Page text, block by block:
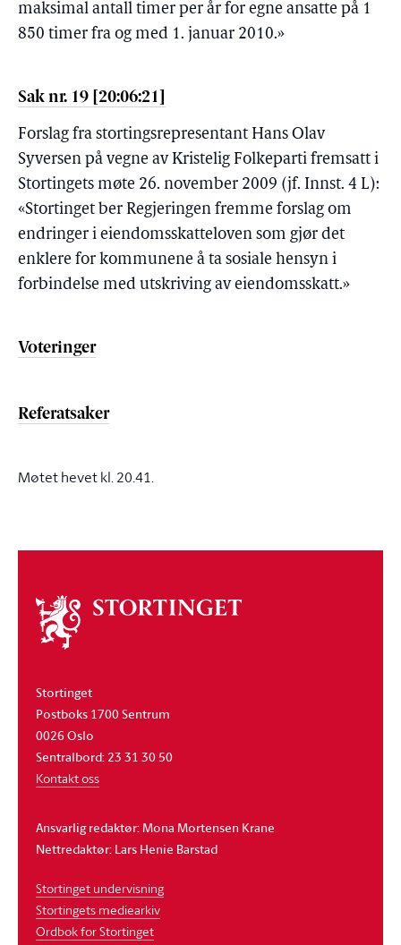
maksimal antall timer per år for egne ansatte på 1
850 timer fra og med 1. januar 2010.»
Sak nr. 19 [20:06:21]
Forslag fra stortingsrepresentant Hans Olav
Syversen på vegne av Kristelig Folkeparti fremsatt i
Stortingets møte 26. november 2009 (jf. Innst. 4 L):
«Stortinget ber Regjeringen fremme forslag om
endringer i eiendomsskatteloven som gjør det
enklere for kommunene å ta sosiale hensyn i
forbindelse med utskriving av eiendomsskatt.»
Voteringer
Referatsaker
Møtet hevet kl. 20.41.
Om
stortinget
Stortinget
Postboks 1700 Sentrum
0026 Oslo
Sentralbord: 23 31 30 50
Kontakt oss
Ansvarlig redaktør: Mona Mortensen Krane
Nettredaktør: Lars Henie Barstad
Stortinget undervisning
Stortingets mediearkiv
Ordbok for Stortinget